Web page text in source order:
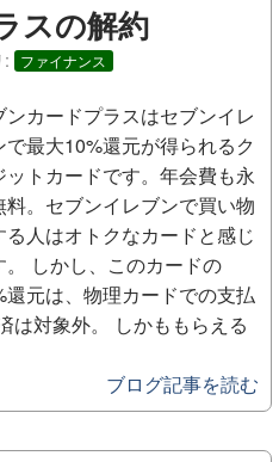
スの解約
: ファイナンス
ンカードプラスはセブンイレ
で最大10%還元が得られるク
ットカードです。年会費も永
料。セブンイレブンで買い物
る人はオトクなカードと感じ
。 しかし、このカードの
還元は、物理カードでの支払
は対象外。 しかももらえる
ブログ記事を読む